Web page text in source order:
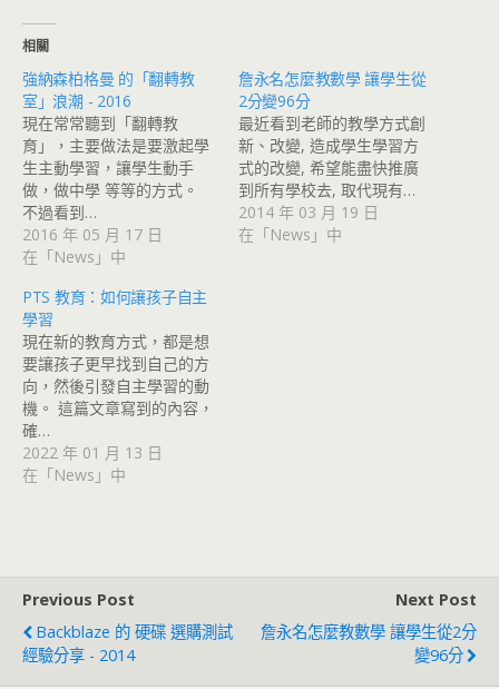
相關
強納森柏格曼 的「翻轉教
室」浪潮 - 2016
現在常常聽到「翻轉教
育」，主要做法是要激起學
生主動學習，讓學生動手
做，做中學 等等的方式。
不過看到…
2016 年 05 月 17 日
在「News」中
詹永名怎麼教數學 讓學生從
2分變96分
最近看到老師的教學方式創
新、改變, 造成學生學習方
式的改變, 希望能盡快推廣
到所有學校去, 取代現有…
2014 年 03 月 19 日
在「News」中
PTS 教育：如何讓孩子自主
學習
現在新的教育方式，都是想
要讓孩子更早找到自己的方
向，然後引發自主學習的動
機。 這篇文章寫到的內容，
確…
2022 年 01 月 13 日
在「News」中
Previous Post
Backblaze 的 硬碟 選購測試
經驗分享 - 2014
Next Post
詹永名怎麼教數學 讓學生從2分
變96分